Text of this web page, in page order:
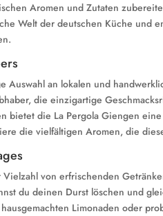
Aromen und Zutaten
Welt der deutschen Küche und
Auswahl an lokalen und
die einzigartige
bietet die La Pergola Giengen
die vielfältigen Aromen, die
von erfrischenden
du deinen Durst löschen und
Limonaden oder